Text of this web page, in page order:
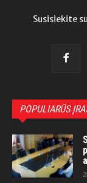
Susisiekite
POPULIARŪS